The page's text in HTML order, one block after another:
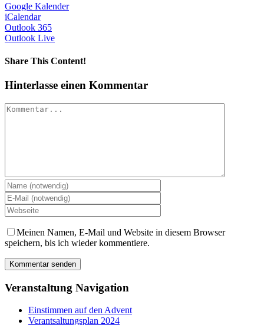
Google Kalender
iCalendar
Outlook 365
Outlook Live
Share This Content!
Facebook
Twitter
LinkedIn
WhatsApp
Tumblr
Pinterest
E-
Hinterlasse einen Kommentar
Kommentar
Meinen Namen, E-Mail und Website in diesem Browser
speichern, bis ich wieder kommentiere.
Veranstaltung Navigation
Einstimmen auf den Advent
Verantsaltungsplan 2024